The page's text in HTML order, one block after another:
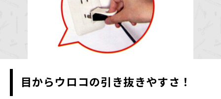
目からウロコの引き抜きやすさ！